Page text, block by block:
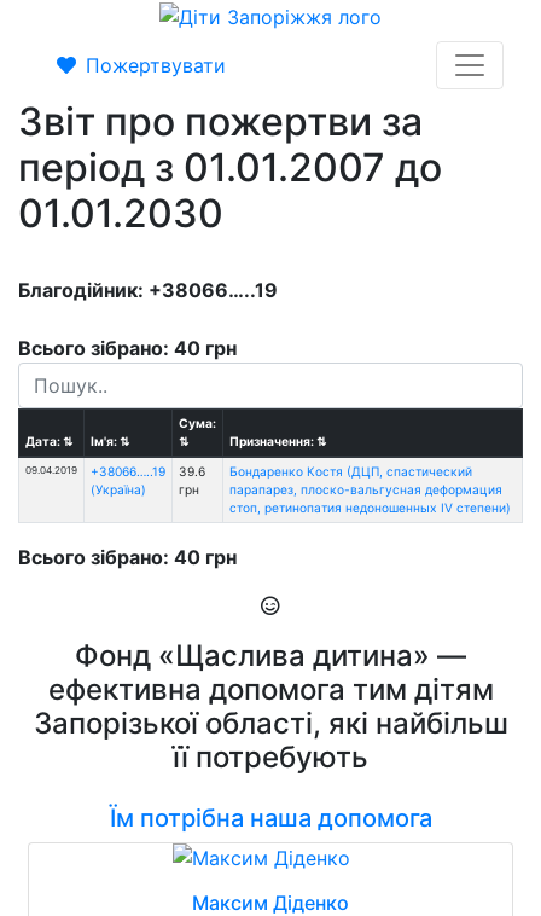
Пожертвувати
Звіт про пожертви за
період з 01.01.2007 до
01.01.2030
Благодійник: +38066…..19
Всього зібрано: 40 грн
Дата:⇅ Ім'я:⇅
Сума:
⇅
Призначення:⇅
09.04.2019
+38066…..19
(Україна)
39.6
грн
Бондаренко Костя (ДЦП, спастический
парапарез, плоско-вальгусная деформация
стоп, ретинопатия недоношенных ІV степени)
Всього зібрано: 40 грн
Фонд «Щаслива дитина» —
ефективна допомога тим дітям
Запорізької області, які найбільш
її потребують
Їм потрібна наша допомога
Максим Діденко